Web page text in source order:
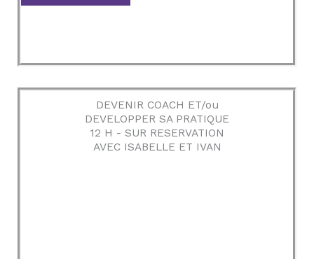
s
DEVENIR COACH ET/ou
DEVELOPPER SA PRATIQUE
12 H - SUR RESERVATION
AVEC ISABELLE ET IVAN